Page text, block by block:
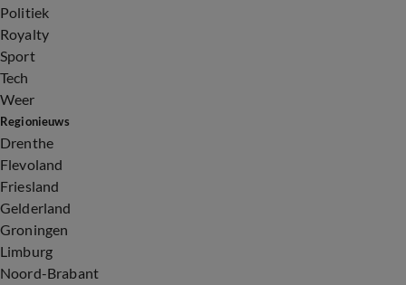
Politiek
Royalty
Sport
Tech
Weer
Regionieuws
Drenthe
Flevoland
Friesland
Gelderland
Groningen
Limburg
Noord-Brabant